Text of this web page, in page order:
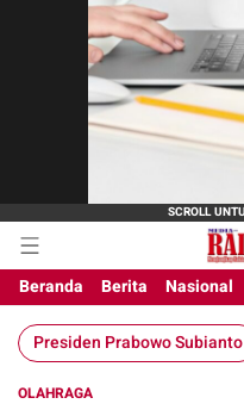
Beranda Berita Nasional
Presiden Prabowo Subianto
OLAHRAGA